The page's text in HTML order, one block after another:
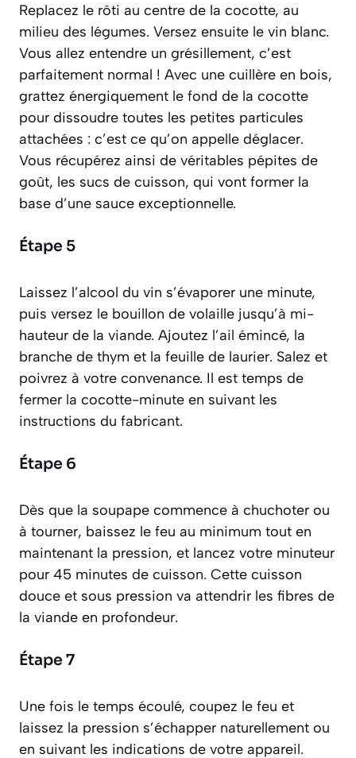
Replacez le rôti au centre de la cocotte, au
milieu des légumes. Versez ensuite le vin blanc.
Vous allez entendre un grésillement, c’est
parfaitement normal ! Avec une cuillère en bois,
grattez énergiquement le fond de la cocotte
pour dissoudre toutes les petites particules
attachées : c’est ce qu’on appelle déglacer.
Vous récupérez ainsi de véritables pépites de
goût, les sucs de cuisson, qui vont former la
base d’une sauce exceptionnelle.
Étape 5
Laissez l’alcool du vin s’évaporer une minute,
puis versez le bouillon de volaille jusqu’à mi-
hauteur de la viande. Ajoutez l’ail émincé, la
branche de thym et la feuille de laurier. Salez et
poivrez à votre convenance. Il est temps de
fermer la cocotte-minute en suivant les
instructions du fabricant.
Étape 6
Dès que la soupape commence à chuchoter ou
à tourner, baissez le feu au minimum tout en
maintenant la pression, et lancez votre minuteur
pour 45 minutes de cuisson. Cette cuisson
douce et sous pression va attendrir les fibres de
la viande en profondeur.
Étape 7
Une fois le temps écoulé, coupez le feu et
laissez la pression s’échapper naturellement ou
en suivant les indications de votre appareil.